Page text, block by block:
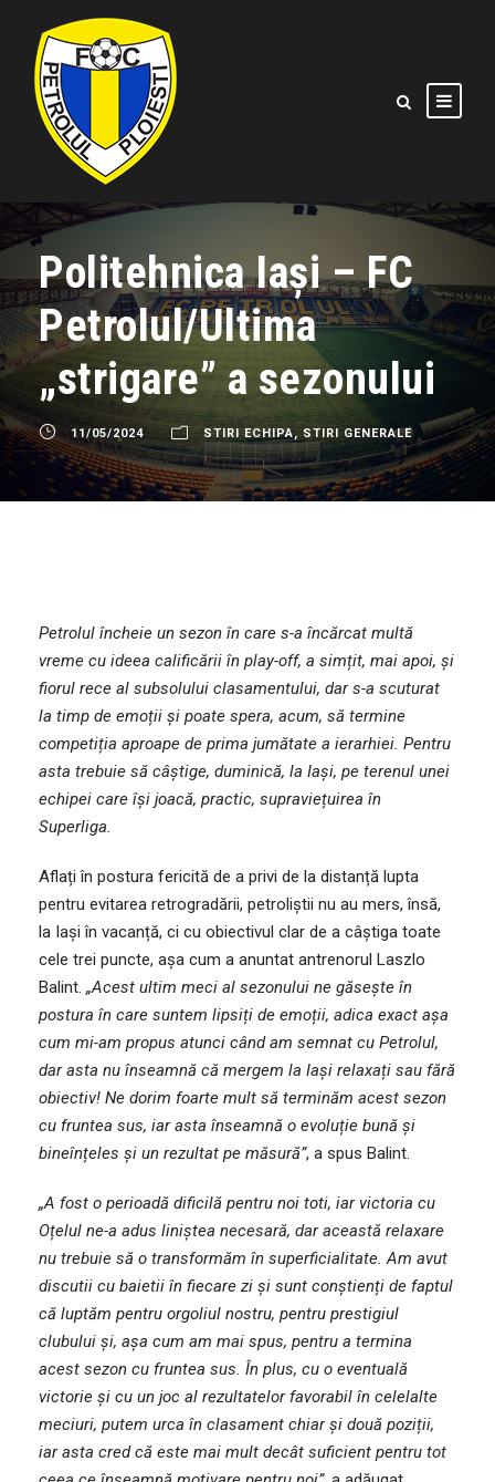
Politehnica Iași – FC
Petrolul/Ultima
„strigare” a sezonului
11/05/2024 STIRI ECHIPA, STIRI GENERALE
Petrolul încheie un sezon în care s-a încărcat multă
vreme cu ideea calificării în play-off, a simțit, mai apoi, și
fiorul rece al subsolului clasamentului, dar s-a scuturat
la timp de emoții și poate spera, acum, să termine
competiția aproape de prima jumătate a ierarhiei. Pentru
asta trebuie să câștige, duminică, la Iași, pe terenul unei
echipei care își joacă, practic, supraviețuirea în
Superliga.
Aflați în postura fericită de a privi de la distanță lupta
pentru evitarea retrogradării, petroliștii nu au mers, însă,
la Iași în vacanță, ci cu obiectivul clar de a câștiga toate
cele trei puncte, așa cum a anuntat antrenorul Laszlo
Balint. „Acest ultim meci al sezonului ne găsește în
postura în care suntem lipsiți de emoții, adica exact așa
cum mi-am propus atunci când am semnat cu Petrolul,
dar asta nu înseamnă că mergem la Iași relaxați sau fără
obiectiv! Ne dorim foarte mult să terminăm acest sezon
cu fruntea sus, iar asta înseamnă o evoluție bună și
bineînțeles și un rezultat pe măsură”, a spus Balint.
„A fost o perioadă dificilă pentru noi toti, iar victoria cu
Oțelul ne-a adus liniștea necesară, dar această relaxare
nu trebuie să o transformăm în superficialitate. Am avut
discutii cu baietii în fiecare zi și sunt conștienți de faptul
că luptăm pentru orgoliul nostru, pentru prestigiul
clubului și, așa cum am mai spus, pentru a termina
acest sezon cu fruntea sus. În plus, cu o eventuală
victorie și cu un joc al rezultatelor favorabil în celelalte
meciuri, putem urca în clasament chiar și două poziții,
iar asta cred că este mai mult decât suficient pentru tot